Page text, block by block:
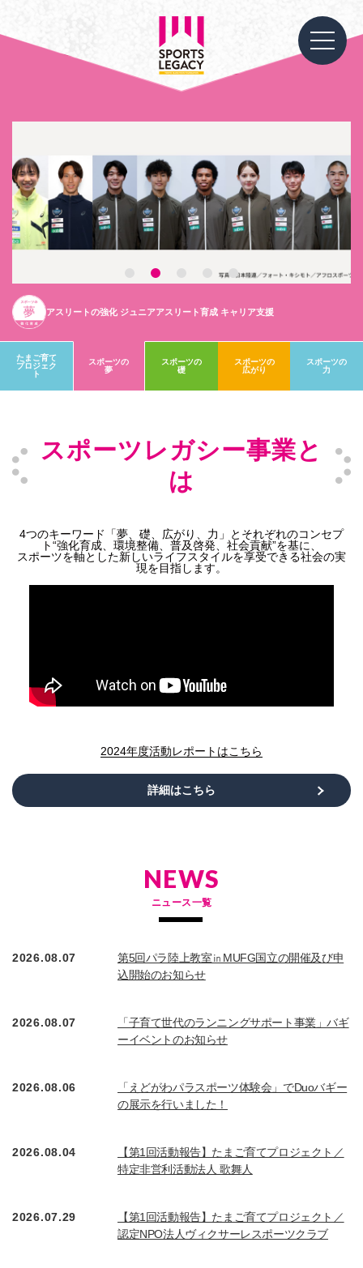
たまご育てプロジェクト（運営：東京マラソン財団）
アスリートの強化ジュニアアスリート育成 キャリア支援
スポーツ施設などの環境整備
スポーツイベント等を 及び普及啓発
スポーツイベント等を 通した社会的課題解決への試み
たまご育て
プロジェク
ト
スポーツの
夢
スポーツの
礎
スポーツの
広がり
スポーツの
力
スポーツレガシー事業と
は
4つのキーワード「夢、礎、広がり、力」とそれぞれのコンセプ
ト“強化育成、環境整備、普及啓発、社会貢献”を基に、
スポーツを軸とした新しいライフスタイルを享受できる社会の実
現を目指します。
2024年度活動レポートはこちら
詳細はこちら
NEWS
ニュース一覧
2026.08.07
第5回パラ陸上教室㏌MUFG国立の開催及び申
込開始のお知らせ
2026.08.07
「子育て世代のランニングサポート事業」バギ
ーイベントのお知らせ
2026.08.06
「えどがわパラスポーツ体験会」でDuoバギー
の展示を行いました！
2026.08.04
【第1回活動報告】たまご育てプロジェクト／
特定非営利活動法人 歌舞人
2026.07.29
【第1回活動報告】たまご育てプロジェクト／
認定NPO法人ヴィクサーレスポーツクラブ